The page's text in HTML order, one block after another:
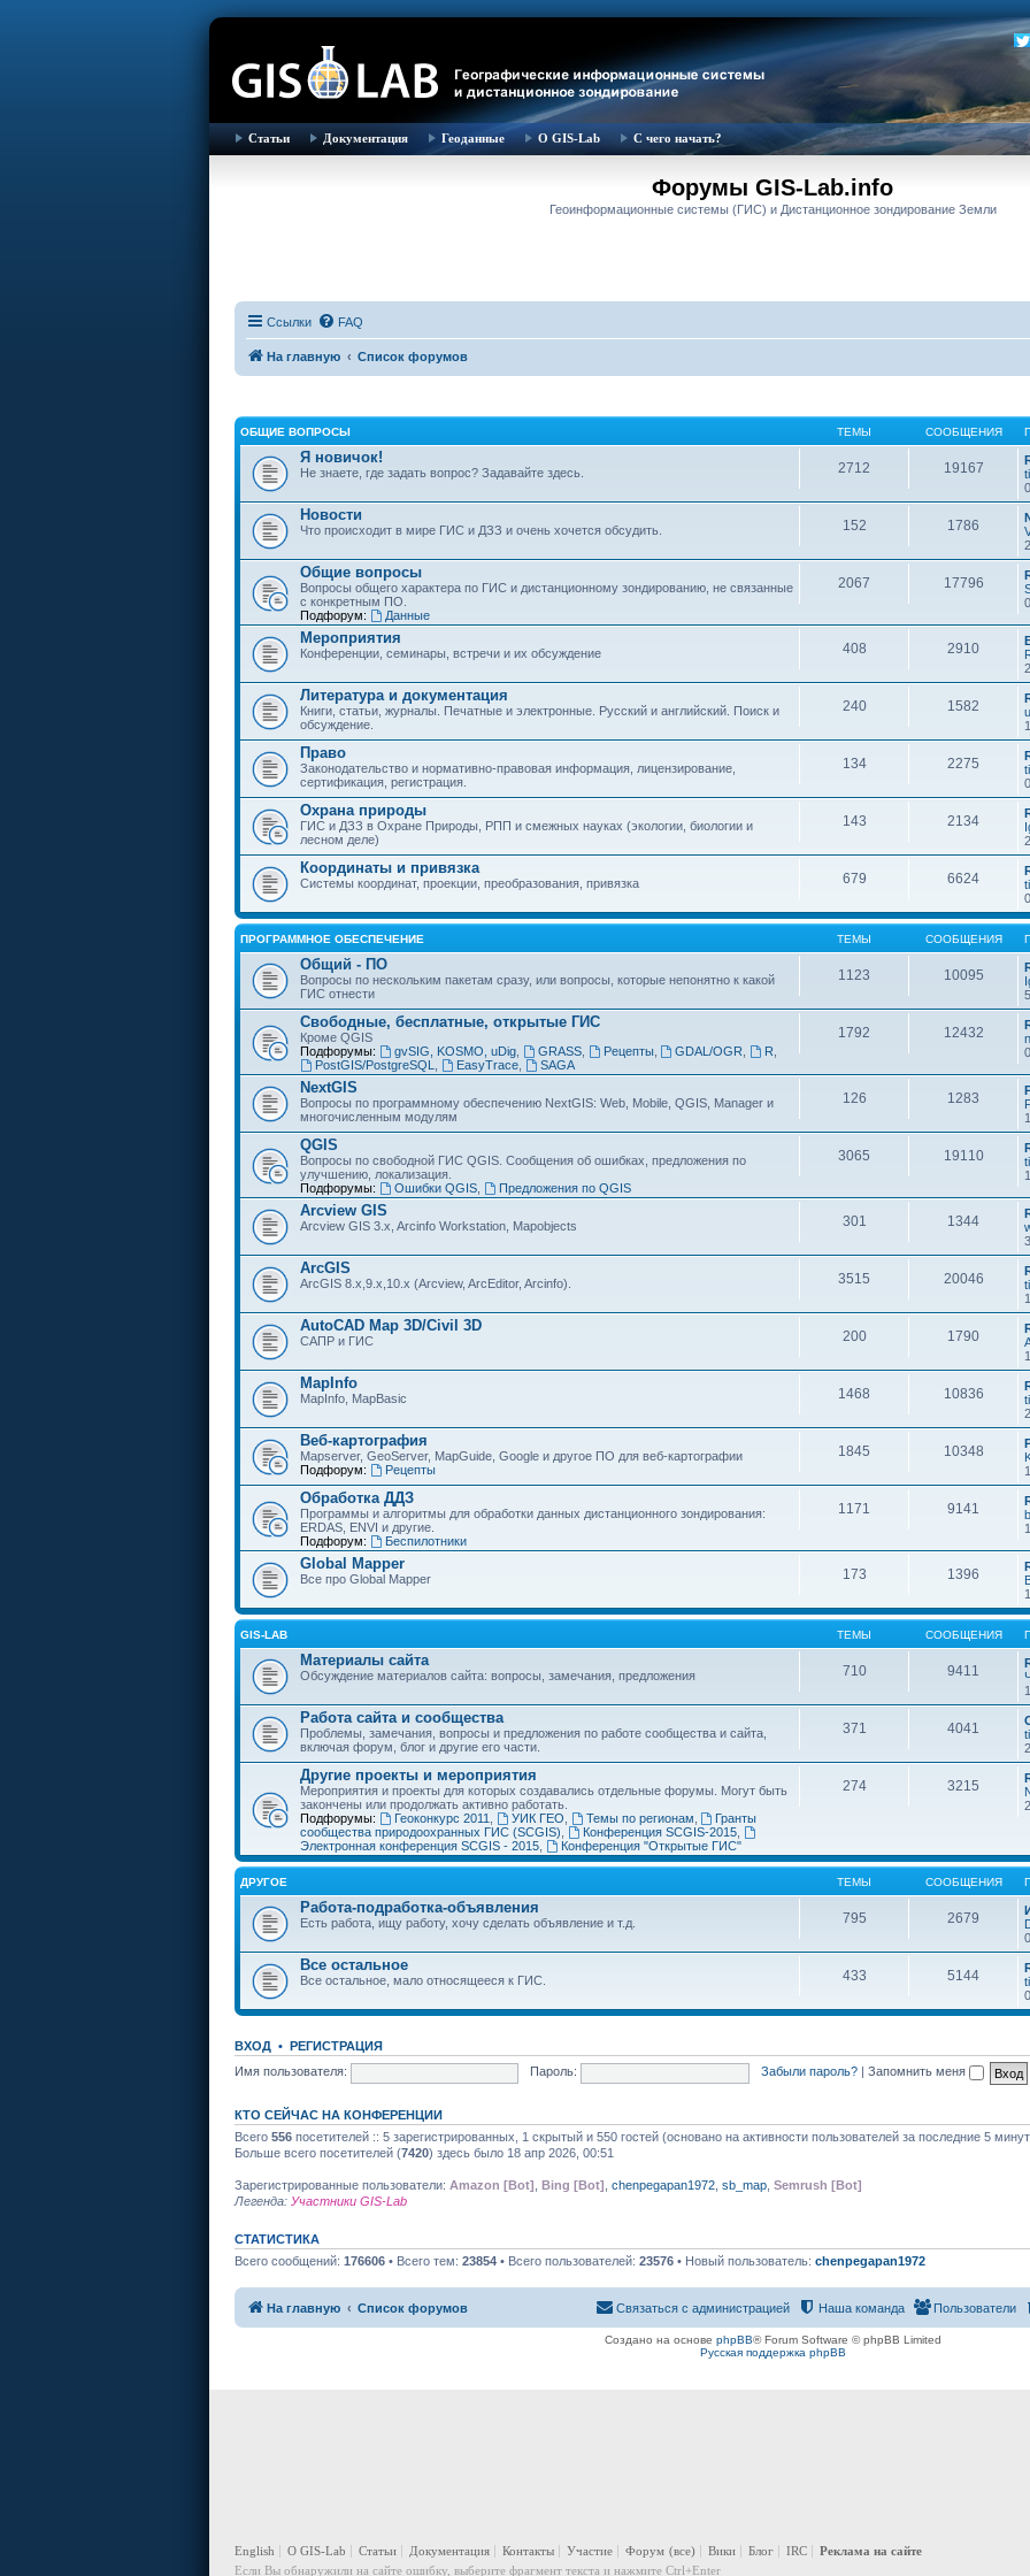
Статьи Документация Геоданные О GIS-Lab С чего начать?
Форумы GIS-Lab.info
Геоинформационные системы (ГИС) и Дистанционное зондирование Земли
Ссылки FAQ
На главную Список форумов
ОБЩИЕ ВОПРОСЫ ТЕМЫ СООБЩЕНИЯ
Я новичок!
Не знаете, где задать вопрос? Задавайте здесь. 2712 19167
Новости
Что происходит в мире ГИС и ДЗЗ и очень хочется обсудить. 152 1786
Общие вопросы
Вопросы общего характера по ГИС и дистанционному зондированию, не связанные
с конкретным ПО.
Подфорум:
Данные
2067 17796
Мероприятия
Конференции, семинары, встречи и их обсуждение 408 2910
Литература и документация
Книги, статьи, журналы. Печатные и электронные. Русский и английский. Поиск и
обсуждение.
240 1582
Право
Законодательство и нормативно-правовая информация, лицензирование,
сертификация, регистрация.
134 2275
Охрана природы
ГИС и ДЗЗ в Охране Природы, РПП и смежных науках (экологии, биологии и
лесном деле)
143 2134
Координаты и привязка
Системы координат, проекции, преобразования, привязка 679 6624
ПРОГРАММНОЕ ОБЕСПЕЧЕНИЕ ТЕМЫ СООБЩЕНИЯ
Общий - ПО
Вопросы по нескольким пакетам сразу, или вопросы, которые непонятно к какой
ГИС отнести
1123 10095
Свободные, бесплатные, открытые ГИС
Кроме QGIS
Подфорумы:
gvSIG, KOSMO, uDig, GRASS, Рецепты, GDAL/OGR R
PostGIS/PostgreSQL
EasyTrace, SAGA
1792 12432
NextGIS
Вопросы по программному обеспечению NextGIS: Web, Mobile, QGIS, Manager и
многочисленным модулям
126 1283
QGIS
Вопросы по свободной ГИС QGIS. Сообщения об ошибках, предложения по
улучшению, локализация.
Подфорумы:
Ошибки QGIS, Предложения по QGIS
3065 19110
Arcview GIS
Arcview GIS 3.x, Arcinfo Workstation, Mapobjects 301 1344
ArcGIS
ArcGIS 8.x,9.x,10.x (Arcview, ArcEditor, Arcinfo). 3515 20046
AutoCAD Map 3D/Civil 3D
САПР и ГИС 200 1790
MapInfo
MapInfo, MapBasic 1468 10836
Веб-картография
Mapserver, GeoServer, MapGuide, Google и другое ПО для веб-картографии
Подфорум:
Рецепты
1845 10348
Обработка ДДЗ
Программы и алгоритмы для обработки данных дистанционного зондирования:
ERDAS, ENVI и другие.
Подфорум:
Беспилотники
1171 9141
Global Mapper
Все про Global Mapper 173 1396
GIS-LAB ТЕМЫ СООБЩЕНИЯ
Материалы сайта
Обсуждение материалов сайта: вопросы, замечания, предложения 710 9411
Работа сайта и сообщества
Проблемы, замечания, вопросы и предложения по работе сообщества и сайта,
включая форум, блог и другие его части.
371 4041
Другие проекты и мероприятия
Мероприятия и проекты для которых создавались отдельные форумы. Могут быть
закончены или продолжать активно работать.
Подфорумы:
Геоконкурс 2011 УИК ГЕО Темы по регионам
Гранты
сообщества природоохранных ГИС (SCGIS)
Конференция SCGIS-2015,
Электронная конференция SCGIS - 2015
Конференция "Открытые ГИС"
274 3215
ДРУГОЕ ТЕМЫ СООБЩЕНИЯ
Работа-подработка-объявления
Есть работа, ищу работу, хочу сделать объявление и т.д. 795 2679
Все остальное
Все остальное, мало относящееся к ГИС. 433 5144
ВХОД • РЕГИСТРАЦИЯ
Имя пользователя:
Пароль: Забыли пароль? Запомнить меня
КТО СЕЙЧАС НА КОНФЕРЕНЦИИ
Всего 556 посетителей :: 5 зарегистрированных, 1 скрытый и 550 гостей (основано на активности пользователей за последние 5
Больше всего посетителей (7420) здесь было 18 апр 2026, 00:51
Зарегистрированные пользователи: Amazon [Bot] Bing [Bot] chenpegapan1972 sb_map Semrush [Bot]
Легенда: Участники GIS-Lab
СТАТИСТИКА
Всего сообщений: 176606 • Всего тем: 23854 • Всего пользователей: 23576 • Новый пользователь: chenpegapan1972
На главную Список форумов Пользователи
Наша команда
Связаться с администрацией
Создано на основе phpBB® Forum Software © phpBB Limited
Русская поддержка phpBB
English О GIS-Lab Статьи Документация Контакты Участие Форум (все) Вики Блог IRC
Реклама на сайте
Если Вы обнаружили на сайте ошибку, выберите фрагмент текста и нажмите Ctrl+Enter